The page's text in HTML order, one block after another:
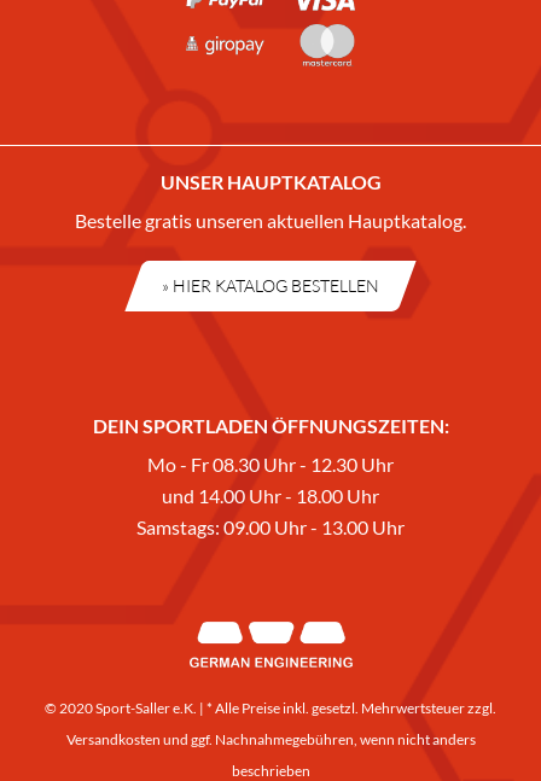
UNSER HAUPTKATALOG
Bestelle gratis unseren aktuellen Hauptkatalog.
» HIER KATALOG BESTELLEN
DEIN SPORTLADEN ÖFFNUNGSZEITEN:
Mo - Fr 08.30 Uhr - 12.30 Uhr
und 14.00 Uhr - 18.00 Uhr
Samstags: 09.00 Uhr - 13.00 Uhr
© 2020 Sport-Saller e.K. | * Alle Preise inkl. gesetzl. Mehrwertsteuer zzgl.
Versandkosten und ggf. Nachnahmegebühren, wenn nicht anders
beschrieben